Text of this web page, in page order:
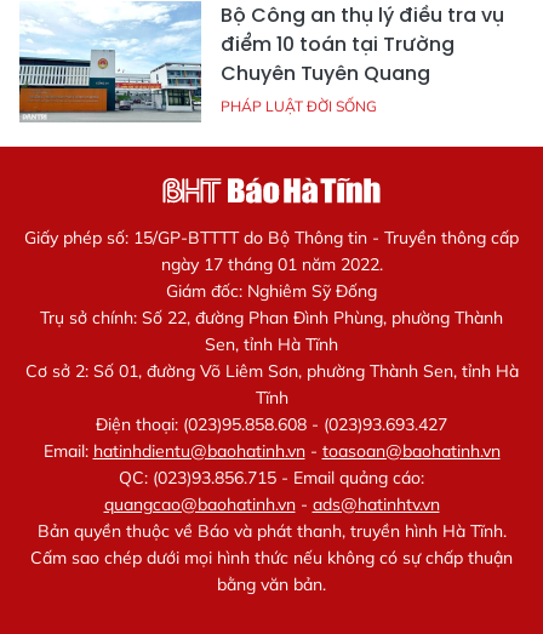
Bộ Công an thụ lý điều tra vụ
điểm 10 toán tại Trường
Chuyên Tuyên Quang
PHÁP LUẬT ĐỜI SỐNG
Giấy phép số: 15/GP-BTTTT do Bộ Thông tin - Truyền thông cấp
ngày 17 tháng 01 năm 2022.
Giám đốc: Nghiêm Sỹ Đống
Trụ sở chính: Số 22, đường Phan Đình Phùng, phường Thành
Sen, tỉnh Hà Tĩnh
Cơ sở 2: Số 01, đường Võ Liêm Sơn, phường Thành Sen, tỉnh Hà
Tĩnh
Điện thoại: (023)95.858.608 - (023)93.693.427
Email: hatinhdientu@baohatinh.vn- toasoan@baohatinh.vn
QC: (023)93.856.715 - Email quảng cáo:
quangcao@baohatinh.vn- ads@hatinhtv.vn
Bản quyền thuộc về Báo và phát thanh, truyền hình Hà Tĩnh.
Cấm sao chép dưới mọi hình thức nếu không có sự chấp thuận
bằng văn bản.